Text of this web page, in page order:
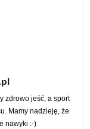
zdrowo jeść, a sport
Mamy nadzieję, że
nawyki :-)